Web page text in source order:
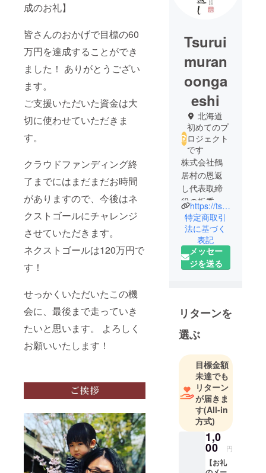
成のお礼】
皆さんのおかげで目標の60
万円を達成することができ
ました！ ありがとうござい
ます。
ご支援いただいた資金は大
切に使わせていただきま
す。
クラウドファンディング終
了までにはまだまだお時間
がありますので、今後はネ
クストゴールにチャレンジ
させていただきます。
ネクストゴールは120万円で
す！
せっかくいただいたこの機
会に、最後まで走っていき
たいと思います。 よろしく
お願いいたします！
Tsurui
muran
oonga
eshi
北海道
初めてのプ
ロジェクト
です
株式会社鶴
居村の恩返
し代表取締
役の板秀哉
です。
現在32歳。
2022年、娘
の小学校進
学をきっか
海道の人口
2500人あま
りの鶴居村
なで移住。
そして、小
さな村の特
産品である
チーズを
使って、恩
返しの品で
あるプレミ
https://tsuruimura-no-ongaeshi.com/
特定商取引
法に基づく
表記
メッセー
ジを送る
リターンを
選ぶ
目標金額
未達でも
リターン
が届きま
す(All-in
方式)
1,0
00 円
【お礼